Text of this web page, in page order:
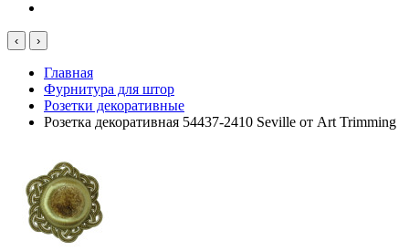
‹ ›
Главная
Фурнитура для штор
Розетки декоративные
Розетка декоративная 54437-2410 Seville от Art Trimming